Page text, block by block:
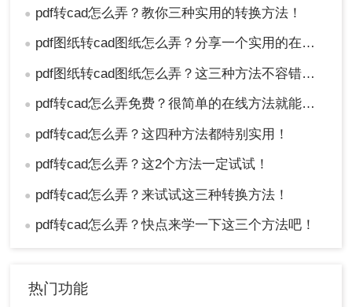
5、转换成功后，点击下载就可以了。
连接稳定且速度较快。
总之，将PDF图纸转换为CAD图纸需要一定的技巧和工具支
持。根据您的需求和技能水平，可以选择专业的PDF转换CAD
软件、手动转换或在线转换工具进行操作。无论哪种方法，都
设计要求。
● pdf转cad怎么弄？教你三种实用的转换方法！
● pdf图纸转cad图纸怎么弄？分享一个实用的在线操作方法！
● pdf图纸转cad图纸怎么弄？这三种方法不容错过！
● pdf转cad怎么弄免费？很简单的在线方法就能解决！
● pdf转cad怎么弄？这四种方法都特别实用！
● pdf转cad怎么弄？这2个方法一定试试！
● pdf转cad怎么弄？来试试这三种转换方法！
● pdf转cad怎么弄？快点来学一下这三个方法吧！
热门功能